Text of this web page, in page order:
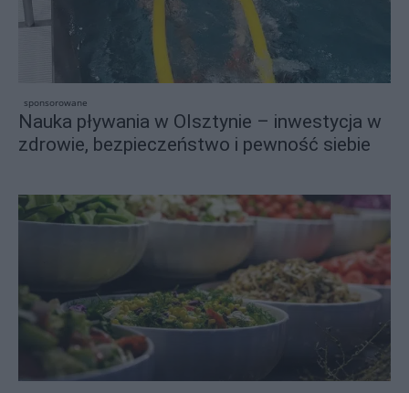
sponsorowane
Nauka pływania w Olsztynie – inwestycja w
zdrowie, bezpieczeństwo i pewność siebie